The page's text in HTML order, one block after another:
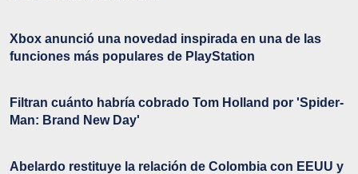
Xbox anunció una novedad inspirada en una de las
funciones más populares de PlayStation
Filtran cuánto habría cobrado Tom Holland por 'Spider-
Man: Brand New Day'
Abelardo restituye la relación de Colombia con EEUU y